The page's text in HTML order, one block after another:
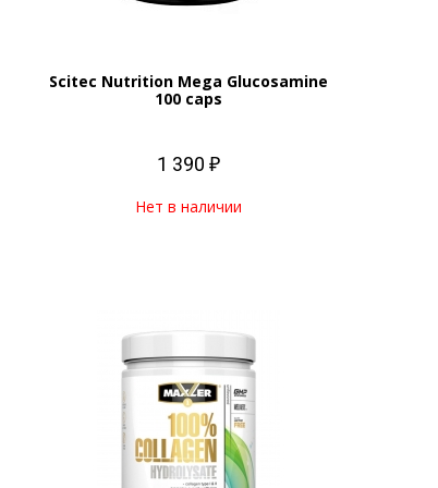
Scitec Nutrition Mega Glucosamine
100 caps
1 390 ₽
Нет в наличии